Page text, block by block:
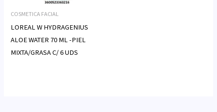
COSMETICA FACIAL
LOREAL W HYDRAGENIUS
ALOE WATER 70 ML -PIEL
MIXTA/GRASA C/ 6 UDS